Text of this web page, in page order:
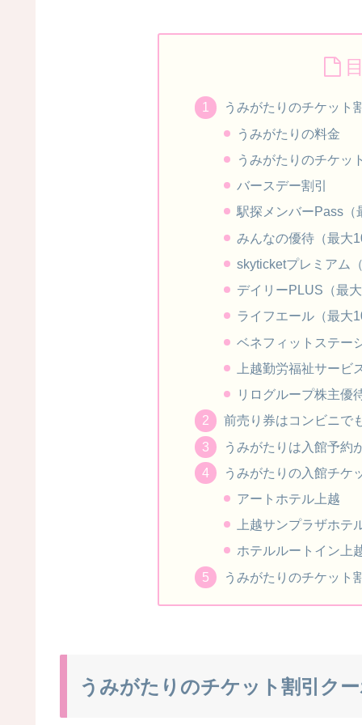
うみがたりのチケット
うみがたりの料金
うみがたりのチケッ
バースデー割引
駅探メンバーPass（
みんなの優待（最大
skyticketプレミアム
デイリーPLUS（最
ライフエール（最大
ベネフィットステー
上越勤労福祉サー
リログループ株主優
前売り券はコンビニで
うみがたりは入館予約
うみがたりの入館チケ
アートホテル上越
上越サンプラザホテ
ホテルルートイン上
うみがたりのチケット
うみがたりのチケット割引ク